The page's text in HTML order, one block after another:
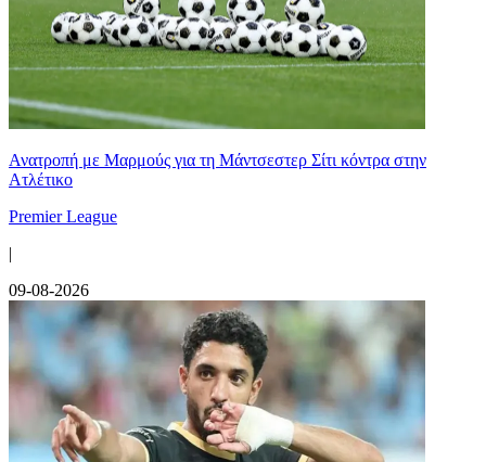
Ανατροπή με Μαρμούς για τη Μάντσεστερ Σίτι κόντρα στην
Ατλέτικο
Premier League
|
09-08-2026